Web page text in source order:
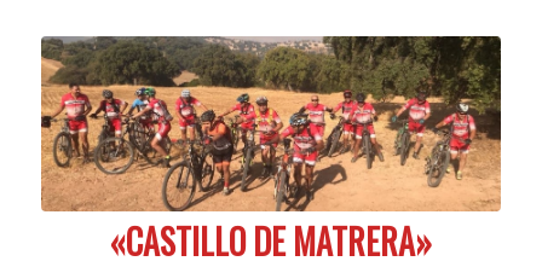
«CASTILLO DE MATRERA»